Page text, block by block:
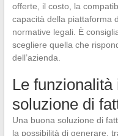
offerte, il costo, la
capacità della piattaforma
normative legali. È
scegliere quella che
dell’azienda.
Le
soluzione di
Una buona soluzione di
la possibilità di generare,